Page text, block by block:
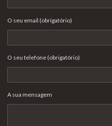
O seu email (obrigatório)
O seu telefone (obrigatório)
A sua mensagem